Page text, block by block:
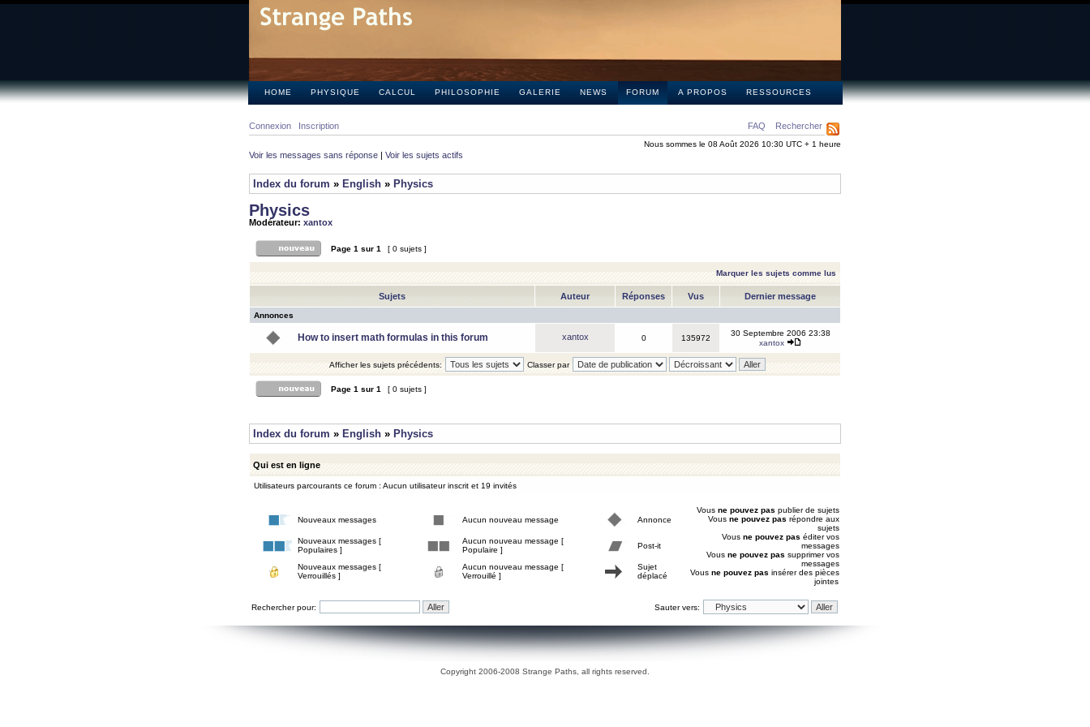
HOME PHYSIQUE CALCUL PHILOSOPHIE GALERIE NEWS FORUM A PROPOS RESSOURCES
FAQ Rechercher
Connexion Inscription
Nous sommes le 08 Août 2026 10:30 UTC + 1 heure
Voir les messages sans réponse | Voir les sujets actifs
Index du forum » English » Physics
Physics
Modérateur: xantox
Page 1 sur 1 [ 0 sujets ]
Marquer les sujets comme lus
Sujets Auteur Réponses Vus Dernier message
Annonces
How to insert math formulas in this forum xantox 0 135972
30 Septembre 2006 23:38
xantox
Afficher les sujets précédents: Classer par
Page 1 sur 1 [ 0 sujets ]
Index du forum » English » Physics
Qui est en ligne
Utilisateurs parcourants ce forum : Aucun utilisateur inscrit et 19 invités
Nouveaux messages Aucun nouveau message Annonce
Nouveaux messages [
Populaires ]
Aucun nouveau message [
Populaire ]
Post-it
Nouveaux messages [
Verrouillés ]
Aucun nouveau message [
Verrouillé ]
Sujet
déplacé
Vous ne pouvez pas publier de sujets
Vous ne pouvez pas répondre aux
sujets
Vous ne pouvez pas éditer vos
messages
Vous ne pouvez pas supprimer vos
messages
Vous ne pouvez pas insérer des pièces
jointes
Rechercher pour: Sauter vers:
Copyright 2006-2008 Strange Paths, all rights reserved.